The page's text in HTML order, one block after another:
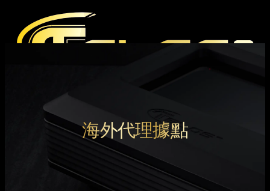
雜誌報導 Hi-End 音響展
海外代理據點